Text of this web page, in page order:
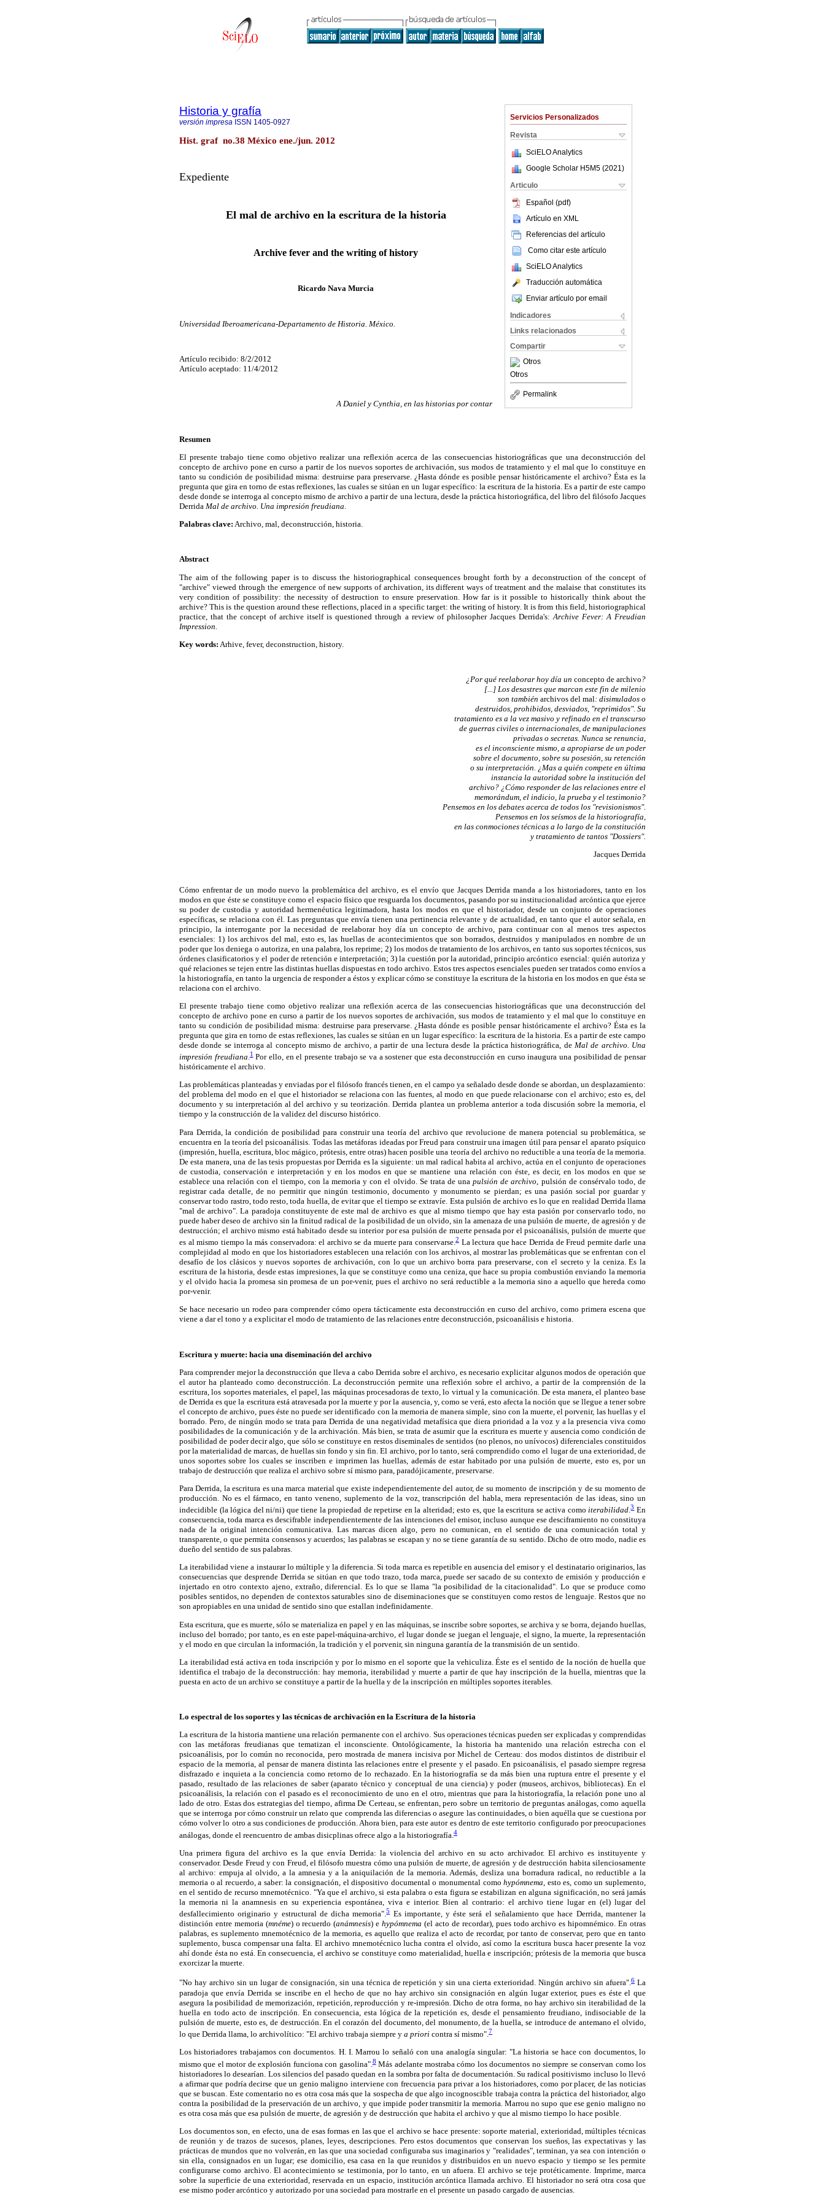
Servicios Personalizados
Revista
SciELO Analytics
Google Scholar H5M5 (2021 )
Articulo
Español (pdf)
Artículo en XML
Referencias del artículo
Como citar este artículo
SciELO Analytics
Traducción automática
Enviar artículo por email
Indicadores
Links relacionados
Compartir
Otros
Otros
Permalink
Historia y grafía
versión impresa ISSN 1405-0927
Hist. graf no.38 México ene./jun. 2012
Expediente
El mal de archivo en la escritura de la historia
Archive fever and the writing of history
Ricardo Nava Murcia
Universidad Iberoamericana-Departamento de Historia. México.
Artículo recibido: 8/2/2012
Artículo aceptado: 11/4/2012
A Daniel y Cynthia, en las historias por contar
Resumen
El presente trabajo tiene como objetivo realizar una reflexión acerca de las consecuencias historiográficas que una deconstrucción del
concepto de archivo pone en curso a partir de los nuevos soportes de archivación, sus modos de tratamiento y el mal que lo constituye en
tanto su condición de posibilidad misma: destruirse para preservarse. ¿Hasta dónde es posible pensar históricamente el archivo? Ésta es la
pregunta que gira en torno de estas reflexiones, las cuales se sitúan en un lugar específico: la escritura de la historia. Es a partir de este campo
desde donde se interroga al concepto mismo de archivo a partir de una lectura, desde la práctica historiográfica, del libro del filósofo Jacques
Derrida Mal de archivo. Una impresión freudiana
Palabras clave: Archivo, mal, deconstrucción, historia.
Abstract
The aim of the following paper is to discuss the historiographical consequences brought forth by a deconstruction of the concept of
"archive" viewed through the emergence of new supports of archivation, its different ways of treatment and the malaise that constitutes its
very condition of possibility: the necessity of destruction to ensure preservation. How far is it possible to historically think about the
archive? This is the question around these reflections, placed in a specific target: the writing of history. It is from this field, historiographical
practice, that the concept of archive itself is questioned through a review of philosopher Jacques Derrida's: Archive Fever: A Freudian
Impression.
Key words: Arhive, fever, deconstruction, history.
¿Por qué reelaborar hoy día un concepto de archivo?
[...] Los desastres que marcan este fin de milenio
son también archivos del mal: disimulados o
destruidos, prohibidos, desviados, "reprimidos". Su
tratamiento es a la vez masivo y refinado en el transcurso
de guerras civiles o internacionales, de manipulaciones
privadas o secretas. Nunca se renuncia,
es el inconsciente mismo, a apropiarse de un poder
sobre el documento, sobre su posesión, su retención
o su interpretación. ¿Mas a quién compete en última
instancia la autoridad sobre la institución del
archivo? ¿Cómo responder de las relaciones entre el
memorándum, el indicio, la prueba y el testimonio?
Pensemos en los debates acerca de todos los "revisionismos".
Pensemos en los seísmos de la historiografía,
en las conmociones técnicas a lo largo de la constitución
y tratamiento de tantos "Dossiers".
Jacques Derrida
Cómo enfrentar de un modo nuevo la problemática del archivo, es el envío que Jacques Derrida manda a los historiadores, tanto en los
modos en que éste se constituye como el espacio físico que resguarda los documentos, pasando por su institucionalidad arcóntica que ejerce
su poder de custodia y autoridad hermenéutica legitimadora, hasta los modos en que el historiador, desde un conjunto de operaciones
específicas, se relaciona con él. Las preguntas que envía tienen una pertinencia relevante y de actualidad, en tanto que el autor señala, en
principio, la interrogante por la necesidad de reelaborar hoy día un concepto de archivo, para continuar con al menos tres aspectos
esenciales: 1) los archivos del mal, esto es, las huellas de acontecimientos que son borrados, destruidos y manipulados en nombre de un
poder que los deniega o autoriza, en una palabra, los reprime; 2) los modos de tratamiento de los archivos, en tanto sus soportes técnicos, sus
órdenes clasificatorios y el poder de retención e interpretación; 3) la cuestión por la autoridad, principio arcóntico esencial: quién autoriza y
qué relaciones se tejen entre las distintas huellas dispuestas en todo archivo. Estos tres aspectos esenciales pueden ser tratados como envíos a
la historiografía, en tanto la urgencia de responder a éstos y explicar cómo se constituye la escritura de la historia en los modos en que ésta se
relaciona con el archivo.
El presente trabajo tiene como objetivo realizar una reflexión acerca de las consecuencias historiográficas que una deconstrucción del
concepto de archivo pone en curso a partir de los nuevos soportes de archivación, sus modos de tratamiento y el mal que lo constituye en
tanto su condición de posibilidad misma: destruirse para preservarse. ¿Hasta dónde es posible pensar históricamente el archivo? Ésta es la
pregunta que gira en torno de estas reflexiones, las cuales se sitúan en un lugar específico: la escritura de la historia. Es a partir de este campo
desde donde se interroga al concepto mismo de archivo, a partir de una lectura desde la práctica historiográfica, de Mal de archivo. Una
impresión freudiana.1Por ello, en el presente trabajo se va a sostener que esta deconstrucción en curso inaugura una posibilidad de pensar
históricamente el archivo.
Las problemáticas planteadas y enviadas por el filósofo francés tienen, en el campo ya señalado desde donde se abordan, un desplazamiento:
del problema del modo en el que el historiador se relaciona con las fuentes, al modo en que puede relacionarse con el archivo; esto es, del
documento y su interpretación al del archivo y su teorización. Derrida plantea un problema anterior a toda discusión sobre la memoria, el
tiempo y la construcción de la validez del discurso histórico.
Para Derrida, la condición de posibilidad para construir una teoría del archivo que revolucione de manera potencial su problemática, se
encuentra en la teoría del psicoanálisis. Todas las metáforas ideadas por Freud para construir una imagen útil para pensar el aparato psíquico
(impresión, huella, escritura, bloc mágico, prótesis, entre otras) hacen posible una teoría del archivo no reductible a una teoría de la memoria.
De esta manera, una de las tesis propuestas por Derrida es la siguiente: un mal radical habita al archivo, actúa en el conjunto de operaciones
de custodia, conservación e interpretación y en los modos en que se mantiene una relación con éste, es decir, en los modos en que se
establece una relación con el tiempo, con la memoria y con el olvido. Se trata de unapulsión de archivo , pulsión de consérvalo todo, de
registrar cada detalle, de no permitir que ningún testimonio, documento y monumento se pierdan; es una pasión social por guardar y
conservar todo rastro, todo resto, toda huella, de evitar que el tiempo se extravíe. Esta pulsión de archivo es lo que en realidad Derrida llama
"mal de archivo". La paradoja constituyente de este mal de archivo es que al mismo tiempo que hay esta pasión por conservarlo todo, no
puede haber deseo de archivo sin la finitud radical de la posibilidad de un olvido, sin la amenaza de una pulsión de muerte, de agresión y de
destrucción; el archivo mismo está habitado desde su interior por esa pulsión de muerte pensada por el psicoanálisis, pulsión de muerte que
es al mismo tiempo la más conservadora: el archivo se da muerte para conservarse.2La lectura que hace Derrida de Freud permite darle una
complejidad al modo en que los historiadores establecen una relación con los archivos, al mostrar las problemáticas que se enfrentan con el
desafío de los clásicos y nuevos soportes de archivación, con lo que un archivo borra para preservarse, con el secreto y la ceniza. Es la
escritura de la historia, desde estas impresiones, la que se constituye como una ceniza, que hace su propia combustión enviando la memoria
y el olvido hacia la promesa sin promesa de un por-venir, pues el archivo no será reductible a la memoria sino a aquello que hereda como
por-venir.
Se hace necesario un rodeo para comprender cómo opera tácticamente esta deconstrucción en curso del archivo, como primera escena que
viene a dar el tono y a explicitar el modo de tratamiento de las relaciones entre deconstrucción, psicoanálisis e historia.
Escritura y muerte: hacia una diseminación del archivo
Para comprender mejor la deconstrucción que lleva a cabo Derrida sobre el archivo, es necesario explicitar algunos modos de operación que
el autor ha planteado como deconstrucción. La deconstrucción permite una reflexión sobre el archivo, a partir de la comprensión de la
escritura, los soportes materiales, el papel, las máquinas procesadoras de texto, lo virtual y la comunicación. De esta manera, el planteo base
de Derrida es que la escritura está atravesada por la muerte y por la ausencia, y, como se verá, esto afecta la noción que se llegue a tener sobre
el concepto de archivo, pues éste no puede ser identificado con la memoria de manera simple, sino con la muerte, el porvenir, las huellas y el
borrado. Pero, de ningún modo se trata para Derrida de una negatividad metafísica que diera prioridad a la voz y a la presencia viva como
posibilidades de la comunicación y de la archivación. Más bien, se trata de asumir que la escritura es muerte y ausencia como condición de
posibilidad de poder decir algo, que sólo se constituye en restos diseminales de sentidos (no plenos, no unívocos) diferenciales constituidos
por la materialidad de marcas, de huellas sin fondo y sin fin. El archivo, por lo tanto, será comprendido como el lugar de una exterioridad, de
unos soportes sobre los cuales se inscriben e imprimen las huellas, además de estar habitado por una pulsión de muerte, esto es, por un
trabajo de destrucción que realiza el archivo sobre sí mismo para, paradójicamente, preservarse.
Para Derrida, la escritura es una marca material que existe independientemente del autor, de su momento de inscripción y de su momento de
producción. No es el fármaco, en tanto veneno, suplemento de la voz, transcripción del habla, mera representación de las ideas, sino un
indecidible (la lógica del ni/ni) que tiene la propiedad de repetirse en la alteridad; esto es, que la escritura se activa comoiterabilidad.3En
consecuencia, toda marca es descifrable independientemente de las intenciones del emisor, incluso aunque ese desciframiento no constituya
nada de la original intención comunicativa. Las marcas dicen algo, pero no comunican, en el sentido de una comunicación total y
transparente, o que permita consensos y acuerdos; las palabras se escapan y no se tiene garantía de su sentido. Dicho de otro modo, nadie es
dueño del sentido de sus palabras.
La iterabilidad viene a instaurar lo múltiple y la diferencia. Si toda marca es repetible en ausencia del emisor y el destinatario originarios, las
consecuencias que desprende Derrida se sitúan en que todo trazo, toda marca, puede ser sacado de su contexto de emisión y producción e
injertado en otro contexto ajeno, extraño, diferencial. Es lo que se llama "la posibilidad de la citacionalidad". Lo que se produce como
posibles sentidos, no dependen de contextos saturables sino de diseminaciones que se constituyen como restos de lenguaje. Restos que no
son apropiables en una unidad de sentido sino que estallan indefinidamente.
Esta escritura, que es muerte, sólo se materializa en papel y en las máquinas, se inscribe sobre soportes, se archiva y se borra, dejando huellas,
incluso del borrado; por tanto, es en este papel-máquina-archivo, el lugar donde se juegan el lenguaje, el signo, la muerte, la representación
y el modo en que circulan la información, la tradición y el porvenir, sin ninguna garantía de la transmisión de un sentido.
La iterabilidad está activa en toda inscripción y por lo mismo en el soporte que la vehiculiza. Éste es el sentido de la noción de huella que
identifica el trabajo de la deconstrucción: hay memoria, iterabilidad y muerte a partir de que hay inscripción de la huella, mientras que la
puesta en acto de un archivo se constituye a partir de la huella y de la inscripción en múltiples soportes iterables.
Lo espectral de los soportes y las técnicas de archivación en la Escritura de la historia
La escritura de la historia mantiene una relación permanente con el archivo. Sus operaciones técnicas pueden ser explicadas y comprendidas
con las metáforas freudianas que tematizan el inconsciente. Ontológicamente, la historia ha mantenido una relación estrecha con el
psicoanálisis, por lo común no reconocida, pero mostrada de manera incisiva por Michel de Certeau: dos modos distintos de distribuir el
espacio de la memoria, al pensar de manera distinta las relaciones entre el presente y el pasado. En psicoanálisis, el pasado siempre regresa
disfrazado e inquieta a la conciencia como retorno de lo rechazado. En la historiografía se da más bien una ruptura entre el presente y el
pasado, resultado de las relaciones de saber (aparato técnico y conceptual de una ciencia) y poder (museos, archivos, bibliotecas). En el
psicoanálisis, la relación con el pasado es el reconocimiento de uno en el otro, mientras que para la historiografía, la relación pone uno al
lado de otro. Estas dos estrategias del tiempo, afirma De Certeau, se enfrentan, pero sobre un territorio de preguntas análogas, como aquella
que se interroga por cómo construir un relato que comprenda las diferencias o asegure las continuidades, o bien aquélla que se cuestiona por
cómo volver lo otro a sus condiciones de producción. Ahora bien, para este autor es dentro de este territorio configurado por preocupaciones
análogas, donde el reencuentro de ambas disicplinas ofrece algo a la historiografía. 4
Una primera figura del archivo es la que envía Derrida: la violencia del archivo en su acto archivador. El archivo es instituyente y
conservador. Desde Freud y con Freud, el filósofo muestra cómo una pulsión de muerte, de agresión y de destrucción habita silenciosamente
al archivo: empuja al olvido, a la amnesia y a la aniquilación de la memoria. Además, desliza una borradura radical, no reductible a la
memoria o al recuerdo, a saber: la consignación, el dispositivo documental o monumental comohypómnema , esto es, como un suplemento,
en el sentido de recurso mnemotécnico. "Ya que el archivo, si esta palabra o esta figura se estabilizan en alguna significación, no será jamás
la memoria ni la anamnesis en su experiencia espontánea, viva e interior. Bien al contrario: el archivo tiene lugar en (el) lugar del
desfallecimiento originario y estructural de dicha memoria".5Es importante, y éste será el señalamiento que hace Derrida, mantener la
distinción entre memoria (mnéme) o recuerdo (anámnesis) ehypómnema (el acto de recordar), pues todo archivo es hipomnémico. En otras
palabras, es suplemento mnemotécnico de la memoria, es aquello que realiza el acto de recordar, por tanto de conservar, pero que en tanto
suplemento, busca compensar una falta. El archivo mnemotécnico lucha contra el olvido, así como la escritura busca hacer presente la voz
ahí donde ésta no está. En consecuencia, el archivo se constituye como materialidad, huella e inscripción; prótesis de la memoria que busca
exorcizar la muerte.
"No hay archivo sin un lugar de consignación, sin una técnica de repetición y sin una cierta exterioridad. Ningún archivo sin afuera".6 La
paradoja que envía Derrida se inscribe en el hecho de que no hay archivo sin consignación en algún lugar exterior, pues es éste el que
asegura la posibilidad de memorización, repetición, reproducción y re-impresión. Dicho de otra forma, no hay archivo sin iterabilidad de la
huella en todo acto de inscripción. En consecuencia, esta lógica de la repetición es, desde el pensamiento freudiano, indisociable de la
pulsión de muerte, esto es, de destrucción. En el corazón del documento, del monumento, de la huella, se introduce de antemano el olvido,
lo que Derrida llama, lo archivolítico: "El archivo trabaja siempre y a priori contra sí mismo".7
Los historiadores trabajamos con documentos. H. I. Marrou lo señaló con una analogía singular: "La historia se hace con documentos, lo
mismo que el motor de explosión funciona con gasolina".8Más adelante mostraba cómo los documentos no siempre se conservan como los
historiadores lo desearían. Los silencios del pasado quedan en la sombra por falta de documentación. Su radical positivismo incluso lo llevó
a afirmar que podría decirse que un genio maligno interviene con frecuencia para privar a los historiadores, como por placer, de las noticias
que se buscan. Este comentario no es otra cosa más que la sospecha de que algo incognoscible trabaja contra la práctica del historiador, algo
contra la posibilidad de la preservación de un archivo, y que impide poder transmitir la memoria. Marrou no supo que ese genio maligno no
es otra cosa más que esa pulsión de muerte, de agresión y de destrucción que habita el archivo y que al mismo tiempo lo hace posible.
Los documentos son, en efecto, una de esas formas en las que el archivo se hace presente: soporte material, exterioridad, múltiples técnicas
de reunión y de trazos de sucesos, planes, leyes, descripciones. Pero estos documentos que conservan los sueños, las expectativas y las
prácticas de mundos que no volverán, en las que una sociedad configuraba sus imaginarios y "realidades", terminan, ya sea con intención o
sin ella, consignados en un lugar; ese domicilio, esa casa en la que reunidos y distribuidos en un nuevo espacio y tiempo se les permite
configurarse como archivo. El acontecimiento se testimonia, por lo tanto, en un afuera. El archivo se teje protéticamente. Imprime, marca
sobre la superficie de una exterioridad, reservada en un espacio, institución arcóntica llamada archivo. El historiador no será otra cosa que
ese mismo poder arcóntico y autorizado por una sociedad para mostrarle en el presente un pasado cargado de ausencias.